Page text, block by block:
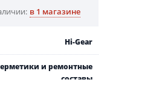
в 1 магазине
Hi-Gear
и ремонтные
составы